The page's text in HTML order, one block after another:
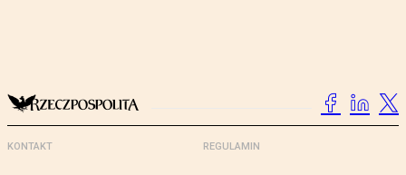
KONTAKT REGULAMIN